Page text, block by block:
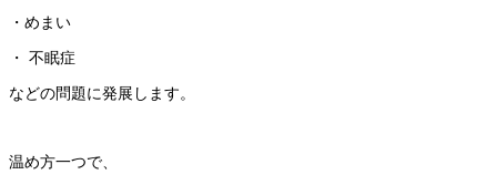
・めまい
・ 不眠症
などの問題に発展します。
温め方一つで、